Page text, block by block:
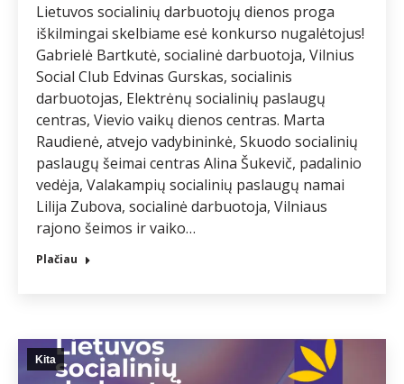
Lietuvos socialinių darbuotojų dienos proga
iškilmingai skelbiame esė konkurso nugalėtojus!
Gabrielė Bartkutė, socialinė darbuotoja, Vilnius
Social Club Edvinas Gurskas, socialinis
darbuotojas, Elektrėnų socialinių paslaugų
centras, Vievio vaikų dienos centras. Marta
Raudienė, atvejo vadybininkė, Skuodo socialinių
paslaugų šeimai centras Alina Šukevič, padalinio
vedėja, Valakampių socialinių paslaugų namai
Lilija Zubova, socialinė darbuotoja, Vilniaus
rajono šeimos ir vaiko…
Plačiau
Kita